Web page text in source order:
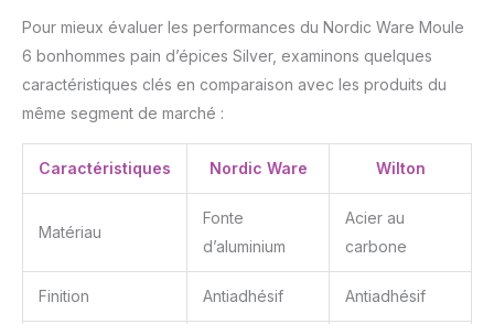
Pour mieux évaluer les performances du Nordic Ware Moule
6 bonhommes pain d’épices Silver, examinons quelques
caractéristiques clés en comparaison avec les produits du
même segment de marché :
Caractéristiques Nordic Ware Wilton
Matériau
Fonte
d’aluminium
Acier au
carbone
Finition Antiadhésif Antiadhésif